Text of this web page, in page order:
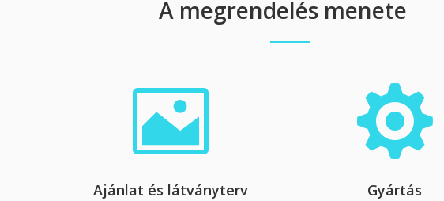
A megrendelés menete

Ajánlat és látványterv

Gyártás